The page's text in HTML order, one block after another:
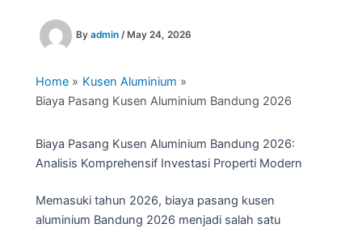
By admin / May 24, 2026
Home
Kusen Aluminium
Biaya Pasang Kusen Aluminium Bandung 2026
Biaya Pasang Kusen Aluminium Bandung 2026:
Analisis Komprehensif Investasi Properti Modern
Memasuki tahun 2026, biaya pasang kusen
aluminium Bandung 2026 menjadi salah satu